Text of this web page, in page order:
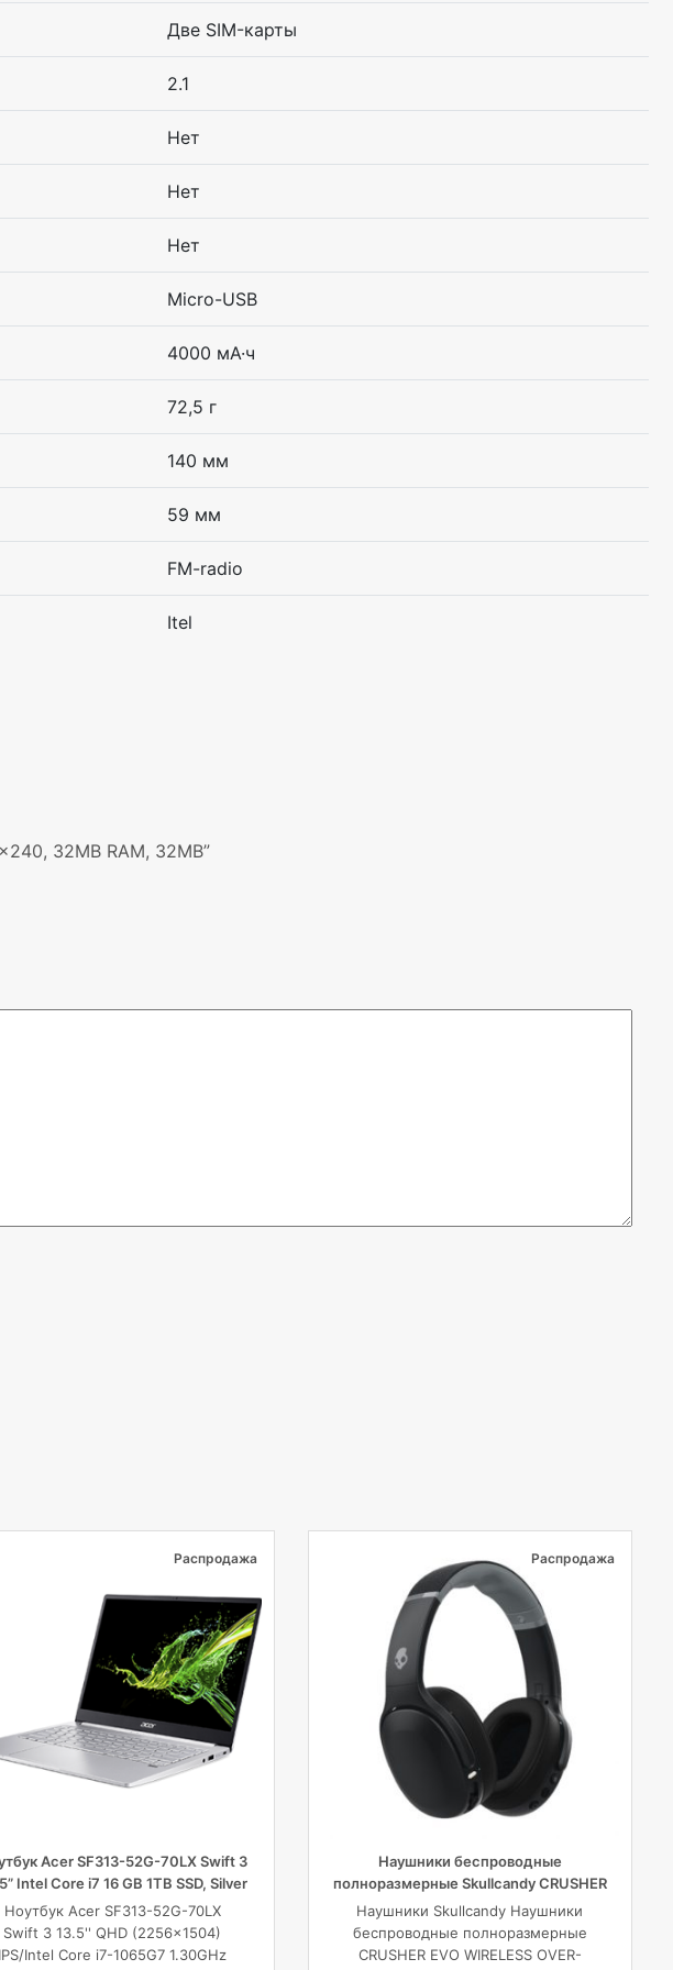
Две SIM-карты
2.1
Нет
Нет
Нет
Micro-USB
4000 мА·ч
72,5 г
140 мм
59 мм
FM-radio
Itel
32MB RAM, 32MB”
Acer SF313-52G-70LX Swift 3
Intel Core i7 16 GB 1TB SSD, Silver
Ноутбук Acer SF313-52G-70LX
Swift 3 13.5'' QHD (2256x1504)
IPS/Intel Core i7-1065G7 1.30GHz
Распродажа
Наушники беспроводные
полноразмерные Skullcandy CRUSHER
EVO WIRELESS OVER-EAR, черные
Наушники Skullcandy Наушники
беспроводные полноразмерные
CRUSHER EVO WIRELESS OVER-
Распродажа